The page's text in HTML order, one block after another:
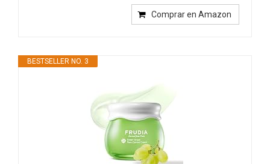
Comprar en Amazon
BESTSELLER NO. 3